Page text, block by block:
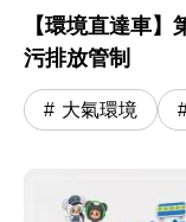
【環境直達車
污排放管制
大氣環境